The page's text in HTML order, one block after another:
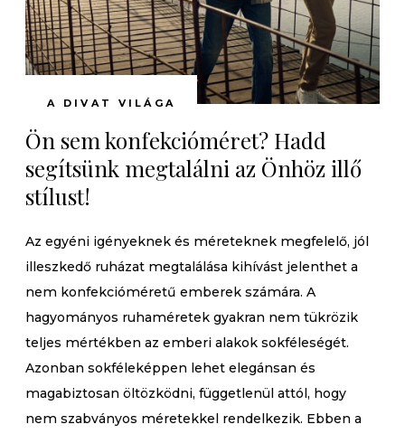
A DIVAT VILÁGA
Ön sem konfekcióméret? Hadd
segítsünk megtalálni az Önhöz illő
stílust!
Az egyéni igényeknek és méreteknek megfelelő, jól
illeszkedő ruházat megtalálása kihívást jelenthet a
nem konfekcióméretű emberek számára. A
hagyományos ruhaméretek gyakran nem tükrözik
teljes mértékben az emberi alakok sokféleségét.
Azonban sokféleképpen lehet elegánsan és
magabiztosan öltözködni, függetlenül attól, hogy
nem szabványos méretekkel rendelkezik. Ebben a